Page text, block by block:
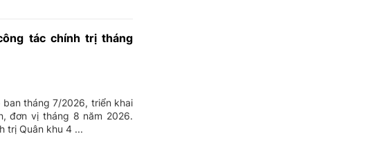
tác chính trị tháng
tháng 7/2026, triển khai
đơn vị tháng 8 năm 2026.
trị Quân khu 4 ...